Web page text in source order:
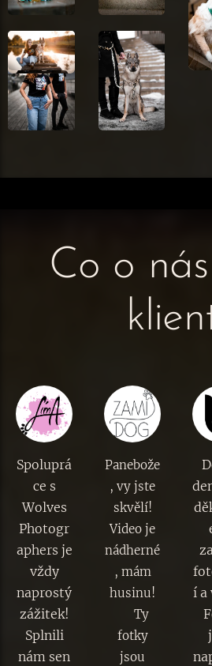
Co o
Spoluprá
ce s
Wolves
Photogr
aphers je
vždy
naprostý
zážitek!
Splnili
nám sen
Panebože
, vy jste
skvělí!
Video je
nádherné
, mám
husinu!
😍 Ty
fotky
jsou
í a